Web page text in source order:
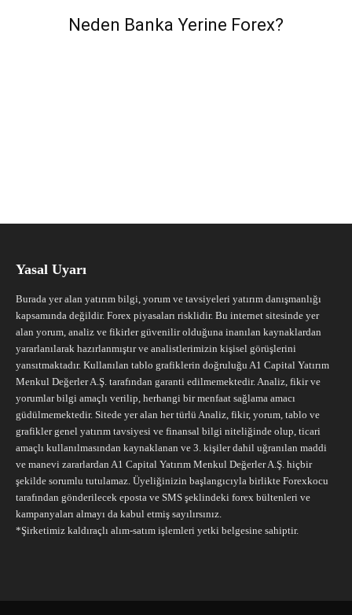
Neden Banka Yerine Forex?
Yasal Uyarı
Burada yer alan yatırım bilgi, yorum ve tavsiyeleri yatırım danışmanlığı
kapsamında değildir. Forex piyasaları risklidir. Bu internet sitesinde yer
alan yorum, analiz ve fikirler güvenilir olduğuna inanılan kaynaklardan
yararlanılarak hazırlanmıştır ve analistlerimizin kişisel görüşlerini
yansıtmaktadır. Kullanılan tablo grafiklerin doğruluğu A1 Capital Yatırım
Menkul Değerler A.Ş. tarafından garanti edilmemektedir. Analiz, fikir ve
yorumlar bilgi amaçlı verilip, herhangi bir menfaat sağlama amacı
güdülmemektedir. Sitede yer alan her türlü Analiz, fikir, yorum, tablo ve
grafikler genel yatırım tavsiyesi ve finansal bilgi niteliğinde olup, ticari
amaçlı kullanılmasından kaynaklanan ve 3. kişiler dahil uğranılan maddi
ve manevi zararlardan A1 Capital Yatırım Menkul Değerler A.Ş. hiçbir
şekilde sorumlu tutulamaz. Üyeliğinizin başlangıcıyla birlikte Forexkocu
tarafından gönderilecek eposta ve SMS şeklindeki forex bültenleri ve
kampanyaları almayı da kabul etmiş sayılırsınız.
*Şirketimiz kaldıraçlı alım-satım işlemleri yetki belgesine sahiptir.